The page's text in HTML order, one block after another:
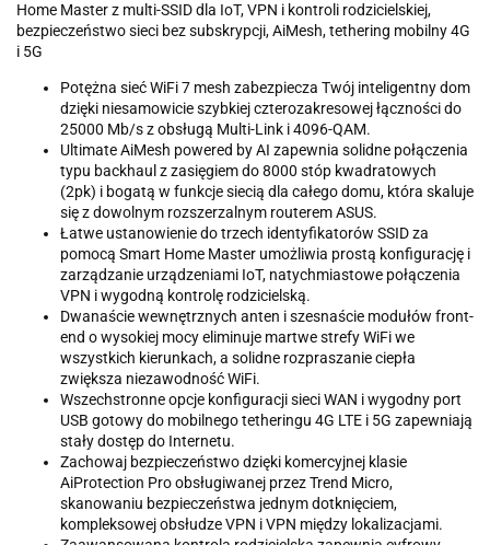
Home Master z multi-SSID dla IoT, VPN i kontroli rodzicielskiej,
bezpieczeństwo sieci bez subskrypcji, AiMesh, tethering mobilny 4G
i 5G
Potężna sieć WiFi 7 mesh zabezpiecza Twój inteligentny dom
dzięki niesamowicie szybkiej czterozakresowej łączności do
25000 Mb/s z obsługą Multi-Link i 4096-QAM.
Ultimate AiMesh powered by AI zapewnia solidne połączenia
typu backhaul z zasięgiem do 8000 stóp kwadratowych
(2pk) i bogatą w funkcje siecią dla całego domu, która skaluje
się z dowolnym rozszerzalnym routerem ASUS.
Łatwe ustanowienie do trzech identyfikatorów SSID za
pomocą Smart Home Master umożliwia prostą konfigurację i
zarządzanie urządzeniami IoT, natychmiastowe połączenia
VPN i wygodną kontrolę rodzicielską.
Dwanaście wewnętrznych anten i szesnaście modułów front-
end o wysokiej mocy eliminuje martwe strefy WiFi we
wszystkich kierunkach, a solidne rozpraszanie ciepła
zwiększa niezawodność WiFi.
Wszechstronne opcje konfiguracji sieci WAN i wygodny port
USB gotowy do mobilnego tetheringu 4G LTE i 5G zapewniają
stały dostęp do Internetu.
Zachowaj bezpieczeństwo dzięki komercyjnej klasie
AiProtection Pro obsługiwanej przez Trend Micro,
skanowaniu bezpieczeństwa jednym dotknięciem,
kompleksowej obsłudze VPN i VPN między lokalizacjami.